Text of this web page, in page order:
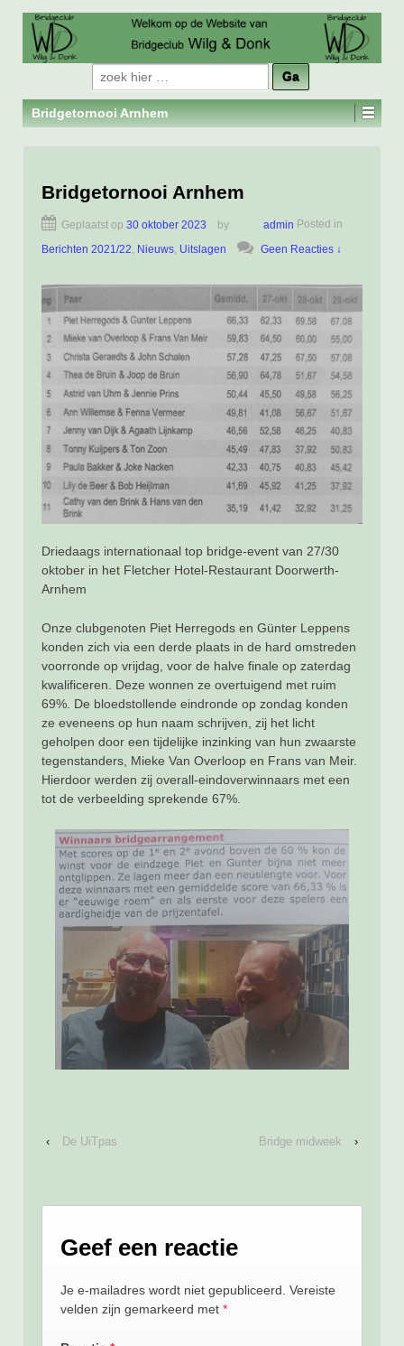
Zoeken
naar:
Bridgetornooi Arnhem
Bridgetornooi Arnhem
Geplaatst op 30 oktober 2023 by admin Posted in
Berichten 2021/22, Nieuws, Uitslagen Geen Reacties ↓
Driedaags internationaal top bridge-event van 27/30
oktober in het Fletcher Hotel-Restaurant Doorwerth-
Arnhem
Onze clubgenoten Piet Herregods en Günter Leppens
konden zich via een derde plaats in de hard omstreden
voorronde op vrijdag, voor de halve finale op zaterdag
kwalificeren. Deze wonnen ze overtuigend met ruim
69%. De bloedstollende eindronde op zondag konden
ze eveneens op hun naam schrijven, zij het licht
geholpen door een tijdelijke inzinking van hun zwaarste
tegenstanders, Mieke Van Overloop en Frans van Meir.
Hierdoor werden zij overall-eindoverwinnaars met een
tot de verbeelding sprekende 67%.
‹ De UiTpas Bridge midweek ›
Geef een reactie
Je e-mailadres wordt niet gepubliceerd. Vereiste
velden zijn gemarkeerd met *